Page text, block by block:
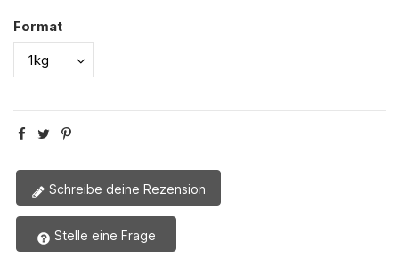
Format
Schreibe deine Rezension
Stelle eine Frage